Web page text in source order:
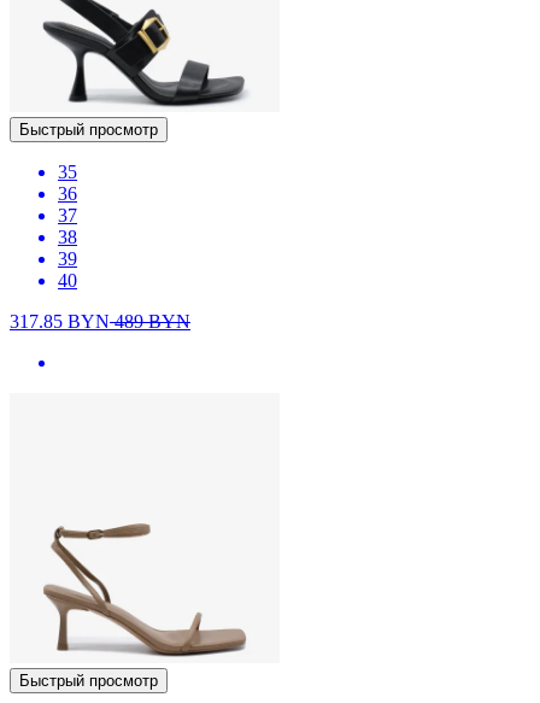
Быстрый просмотр
35
36
37
38
39
40
317.85 BYN489BYN
Быстрый просмотр